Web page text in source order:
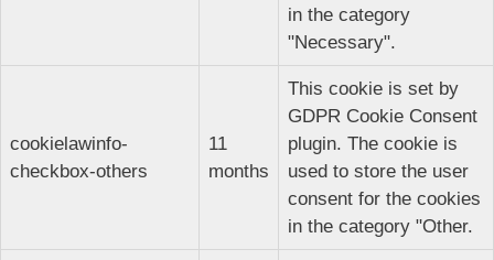
in the category
"Necessary".
cookielawinfo-
checkbox-others
11
months
This cookie is set by
GDPR Cookie Consent
plugin. The cookie is
used to store the user
consent for the cookies
in the category "Other.